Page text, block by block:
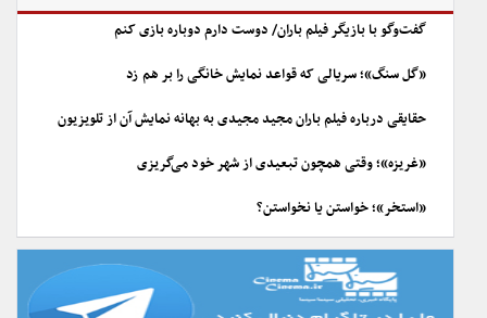
گفت‌وگو با بازیگر فیلم باران/ دوست دارم دوباره بازی کنم
«گل سنگ»؛ سریالی که قواعد نمایش خانگی را بر هم زد
حقایقی درباره فیلم باران مجید مجیدی به بهانه نمایش آن از تلویزیون
«غریزه»؛ وقتی همچون تبعیدی از شهر خود می‌گریزی
«استخر»؛ خواستن یا نخواستن؟